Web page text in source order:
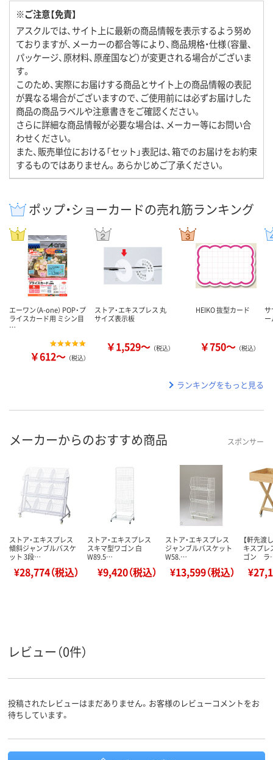
※ご注意【免責】
アスクルでは、サイト上に最新の商品情報を表示するよう努め
ておりますが、メーカーの都合等により、商品規格・仕様（容量、
パッケージ、原材料、原産国など）が変更される場合がございま
す。
このため、実際にお届けする商品とサイト上の商品情報の表記
が異なる場合がございますので、ご使用前には必ずお届けした
商品の商品ラベルや注意書きをご確認ください。
さらに詳細な商品情報が必要な場合は、メーカー等にお問い合
わせください。
また、販売単位における「セット」表記は、箱でのお届けをお約束
するものではありません。あらかじめご了承ください。
ポップ・ショーカードの売れ筋ランキング
エーワン（A-one） POP・プ
ライスカード用 ミシン目
…
￥612～ （税込）
ストア・エキスプレス 丸
サイズ表示板
￥1,529～ （税込）
HEIKO 抜型カード
￥750～ （税込）
サ
ー
ランキングをもっと見る
メーカーからのおすすめ商品 スポンサー
ストア・エキスプレス
傾斜ジャンブルバスケ
ット 3段…
¥28,774（税込）
ストア・エキスプレス
スキマ型ワゴン 白
W89.5…
¥9,420（税込）
ストア・エキスプレス
ジャンブルバスケット
W58.…
¥13,599（税込）
【軒先渡
キスプレ
ゴン
レビュー（0件）
投稿されたレビューはまだありません。お客様のレビューコメントをお
待ちしています。